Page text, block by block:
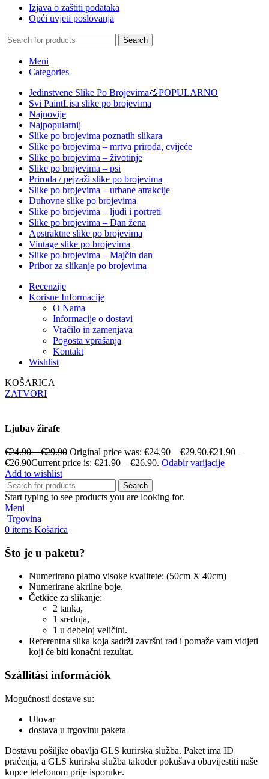
Izjava o zaštiti podataka
Opći uvjeti poslovanja
Search
Meni
Categories
Jedinstvene Slike Po Brojevima🎨POPULARNO
Svi PaintLisa slike po brojevima
Najnovije
Najpopularnij
Slike po brojevima poznatih slikara
Slike po brojevima – mrtva priroda, cvijeće
Slike po brojevima – životinje
Slike po brojevima – psi
Priroda / pejzaži slike po brojevima
Slike po brojevima – urbane atrakcije
Duhovne slike po brojevima
Slike po brojevima – ljudi i portreti
Slike po brojevima – Dan žena
Apstraktne slike po brojevima
Vintage slike po brojevima
Slike po brojevima – Majčin dan
Pribor za slikanje po brojevima
Recenzije
Korisne Informacije
O Nama
Informacije o dostavi
Vračilo in zamenjava
Pogosta vprašanja
Kontakt
Wishlist
KOŠARICA
ZATVORI
Ljubav žirafe
€24.90–€29.90 Original price was: €24.90 – €29.90.€21.90 –
€26.90Current price is: €21.90 – €26.90. Odabir varijacije
Add to wishlist
Search
Start typing to see products you are looking for.
Meni
Trgovina
0 items Košarica
Što je u paketu?
Numerirano platno visoke kvalitete: (50cm X 40cm)
Numerirane akrilne boje.
Četkice za slikanje:
2 tanka,
1 srednja,
1 u debeloj veličini.
Referentna slika koja sadrži završni rad i pomaže vam vidjeti
koji će biti konačni rezultat.
Szállítási információk
Mogućnosti dostave su:
Utovar
dostava u trgovinu paketa
Dostavu pošiljke obavlja GLS kurirska služba. Paket ima ID
praćenja, a GLS kurirska služba također pokušava obavijestiti naše
kupce telefonom prije isporuke.